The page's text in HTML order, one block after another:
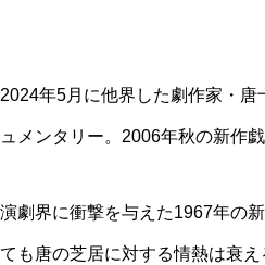
2024年5月に他界した劇作家・
ュメンタリー。2006年秋の新作
演劇界に衝撃を与えた1967年の
ても唐の芝居に対する情熱は衰